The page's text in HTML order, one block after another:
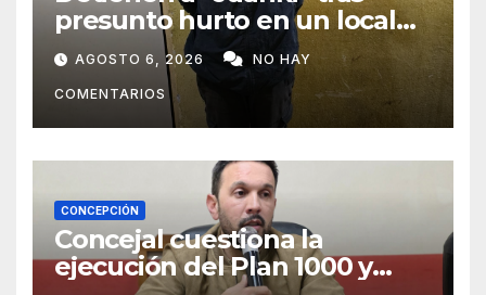
presunto hurto en un local
comercial
AGOSTO 6, 2026 NO HAY
COMENTARIOS
CONCEPCIÓN
Concejal cuestiona la
ejecución del Plan 1000 y